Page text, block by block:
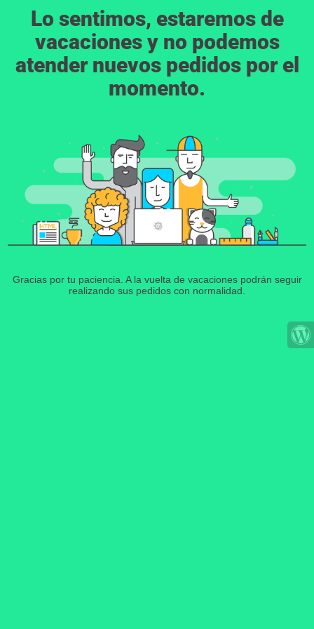
Lo sentimos, estaremos de
vacaciones y no podemos
atender nuevos pedidos por el
momento.
Gracias por tu paciencia. A la vuelta de vacaciones podrán seguir
realizando sus pedidos con normalidad.